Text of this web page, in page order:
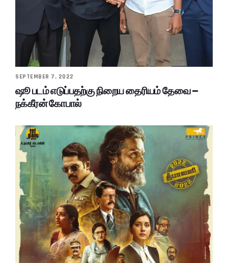
SEPTEMBER 7, 2022
ஷூ படம் எடுப்பதற்கு நிறைய தைரியம் தேவை –
நக்கீரன் கோபால்